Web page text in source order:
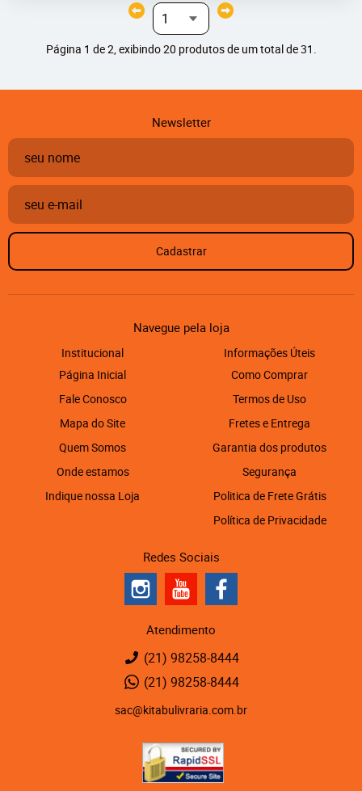
Página 1 de 2, exibindo 20 produtos de um total de 31.
Newsletter
Cadastrar
Navegue pela loja
Institucional
Página Inicial
Fale Conosco
Mapa do Site
Quem Somos
Onde estamos
Indique nossa Loja
Informações Úteis
Como Comprar
Termos de Uso
Fretes e Entrega
Garantia dos produtos
Segurança
Politica de Frete Grátis
Política de Privacidade
Redes Sociais
Atendimento
(21) 98258-8444
(21) 98258-8444
sac@kitabulivraria.com.br